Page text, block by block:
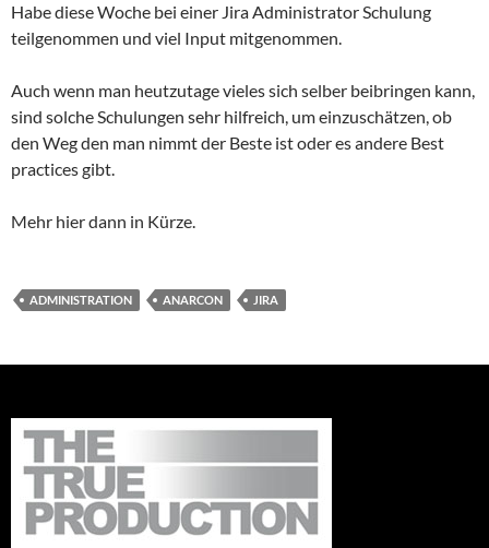
Habe diese Woche bei einer Jira Administrator Schulung
teilgenommen und viel Input mitgenommen.
Auch wenn man heutzutage vieles sich selber beibringen kann,
sind solche Schulungen sehr hilfreich, um einzuschätzen, ob
den Weg den man nimmt der Beste ist oder es andere Best
practices gibt.
Mehr hier dann in Kürze.
ADMINISTRATION ANARCON JIRA